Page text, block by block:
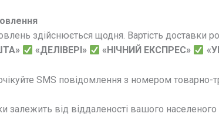
здійснюється щодня. Вартість доставки
«ДЕЛІВЕРІ» «НІЧНИЙ ЕКСПРЕС»
SMS повідомлення з номером товарно-
залежить від віддаленості вашого